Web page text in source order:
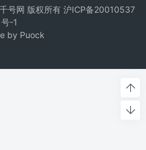
号网 版权所有 沪ICP备20010537
号-1
by Puock